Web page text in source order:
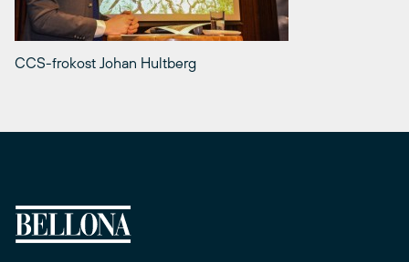
CCS-frokost Johan Hultberg